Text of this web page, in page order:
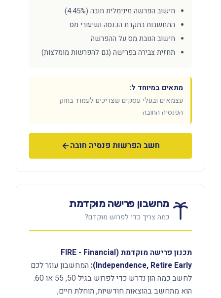
חישוב הפרשה מינימלית חובה (4.45%)
התחשבות בתקרת הכנסה ושיעורי מס
חישוב הטבת מס על ההפרשה
תחזית צבירה בפרישה (גם להפרשות מומלצות)
מתאים במיוחד ל:
עצמאים ובעלי עסקים שצריכים לעמוד בחוק
הפנסיה החובה
חשב הפרשות פנסיה חובה
מחשבון פרישה מוקדמת
כמה צריך כדי לפרוש מוקדם?
תכנון פרישה מוקדמת (FIRE - Financial
Independence, Retire Early):
המחשבון עוזר לכם
לחשב כמה הון נדרש כדי לפרוש בגיל 50, 55 או 60.
הוא מתחשב בהוצאות חודשיות, תוחלת חיים,